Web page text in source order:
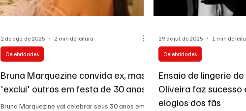
Bruna Marquezine convida ex, mas
'exclui' outros em festa de 30 anos
Bruna Marquezine vai celebrar seus 30 anos em
Celebridades
2 de ago. de 2025 2 min de leitura
Ensaio de lingerie
Oliveira faz sucesso
elogios dos fãs
Celebridades
29 de jul. de 2025 1 min de